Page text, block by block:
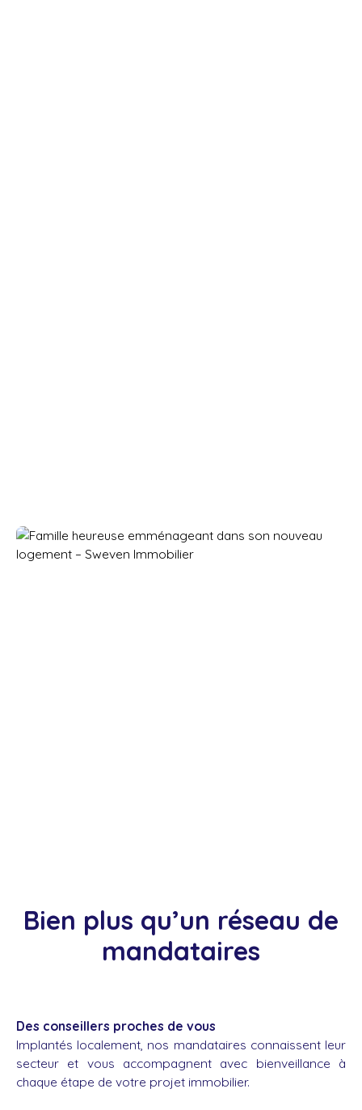
Bien plus qu’un réseau de
mandataires
Des conseillers proches de vous
Implantés localement, nos mandataires connaissent leur
secteur et vous accompagnent avec bienveillance à
chaque étape de votre projet immobilier.